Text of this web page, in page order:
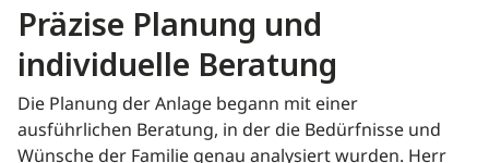
Präzise Planung und
individuelle Beratung
Die Planung der Anlage begann mit einer
ausführlichen Beratung, in der die Bedürfnisse und
Wünsche der Familie genau analysiert wurden. Herr